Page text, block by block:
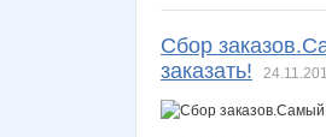
Сбор
заказать!